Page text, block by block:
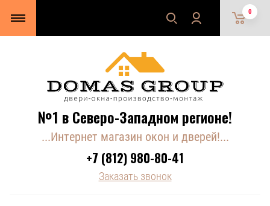
0
№1 в Северо-Западном регионе!
...Интернет магазин окон и дверей!...
+7 (812) 980-80-41
Заказать звонок